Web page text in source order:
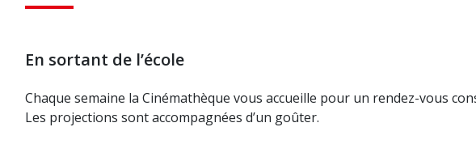
En sortant de l’école
Chaque semaine la Cinémathèque vous accueille pour un rendez-vous
Les projections sont accompagnées d’un goûter.